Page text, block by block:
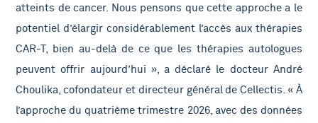
atteints de cancer. Nous pensons que cette approche a le
potentiel d’élargir considérablement l’accès aux thérapies
CAR-T, bien au-delà de ce que les thérapies autologues
peuvent offrir aujourd’hui », a déclaré le docteur André
Choulika, cofondateur et directeur général de Cellectis. « À
l’approche du quatrième trimestre 2026, avec des données